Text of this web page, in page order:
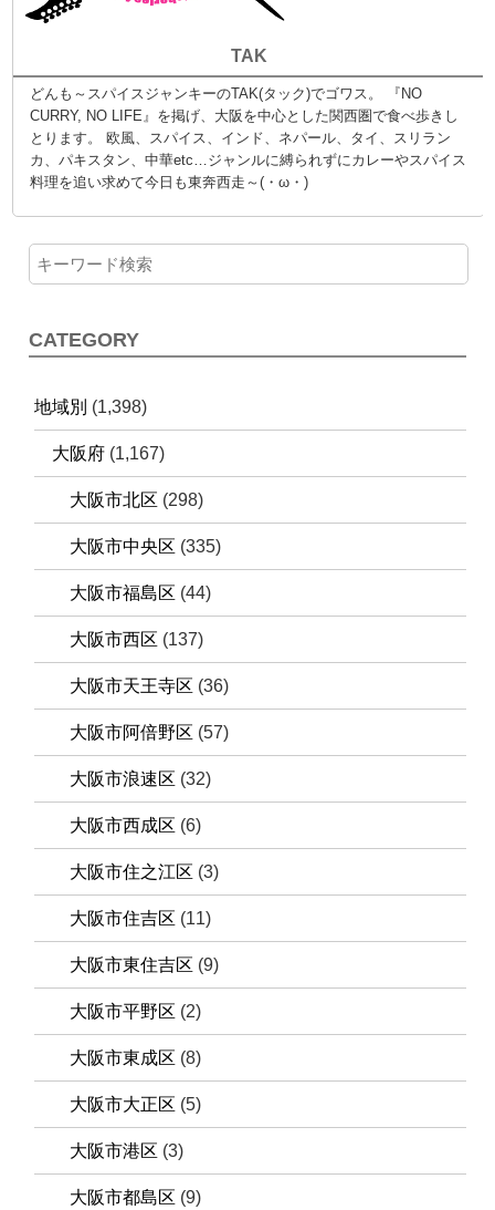
TAK
どんも～スパイスジャンキーのTAK(タック)でゴワス。 『NO
CURRY, NO LIFE』を掲げ、大阪を中心とした関西圏で食べ歩きし
とります。 欧風、スパイス、インド、ネパール、タイ、スリラン
カ、パキスタン、中華etc…ジャンルに縛られずにカレーやスパイス
料理を追い求めて今日も東奔西走～(・ω・)
CATEGORY
地域別 (1,398)
大阪府 (1,167)
大阪市北区 (298)
大阪市中央区 (335)
大阪市福島区 (44)
大阪市西区 (137)
大阪市天王寺区 (36)
大阪市阿倍野区 (57)
大阪市浪速区 (32)
大阪市西成区 (6)
大阪市住之江区 (3)
大阪市住吉区 (11)
大阪市東住吉区 (9)
大阪市平野区 (2)
大阪市東成区 (8)
大阪市大正区 (5)
大阪市港区 (3)
大阪市都島区 (9)